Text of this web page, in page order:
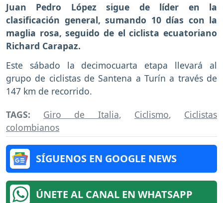
Juan Pedro López sigue de líder en la
clasificación general, sumando 10 días con la
maglia rosa, seguido de el ciclista ecuatoriano
Richard Carapaz.
Este sábado la decimocuarta etapa llevará al
grupo de ciclistas de Santena a Turín a través de
147 km de recorrido.
TAGS: Giro de Italia, Ciclismo, Ciclistas
colombianos
SÍGUENOS EN GOOGLE NEWS
ÚNETE AL CANAL EN WHATSAPP